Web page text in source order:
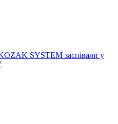
SYSTEM заспівали у